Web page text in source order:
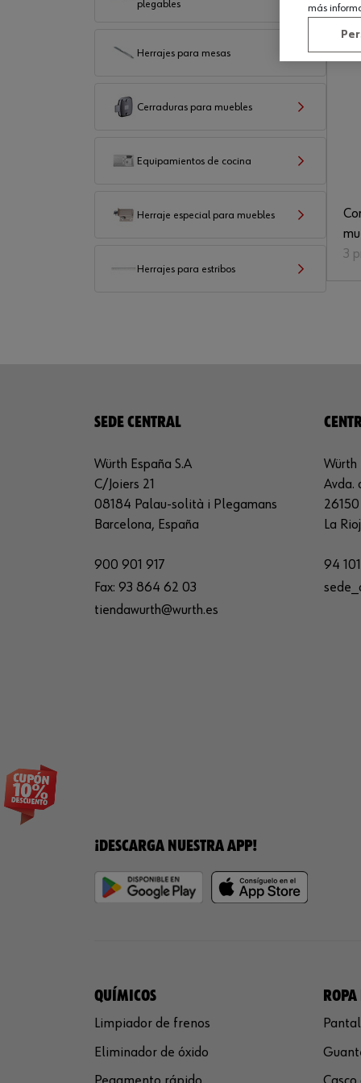
plegables
Herrajes para mesas
Cerraduras para muebles
Equipamientos de cocina
Herraje especial para muebles
Herrajes para estribos
3
SEDE CENTRAL
Würth España S.A
C/Joiers 21
08184 Palau-solità i Plegamans
Barcelona, España
900 901 917
Fax: 93 864 62 03
tiendawurth@wurth.es
Würth
Avda.
La
94
¡DESCARGA NUESTRA APP!
QUÍMICOS
Limpiador de frenos
Eliminador de óxido
más